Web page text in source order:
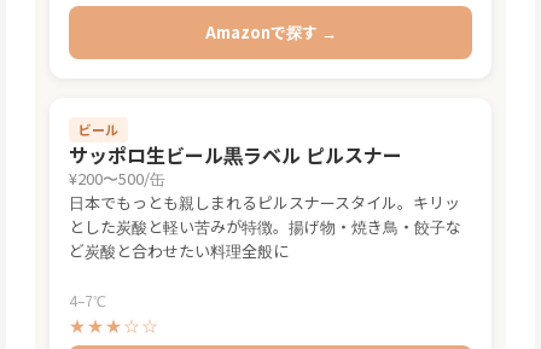
Amazonで探す →
ビール
サッポロ生ビール黒ラベル ピルスナー
¥200〜500/缶
日本でもっとも親しまれるピルスナースタイル。キリッ
とした炭酸と軽い苦みが特徴。揚げ物・焼き鳥・餃子な
ど炭酸と合わせたい料理全般に
4–7℃
★★★☆☆